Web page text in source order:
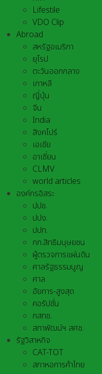
Lifestile
VDO Clip
Abroad
สหรัฐอเมริกา
ยุโรป
ตะวันออกกลาง
เกาหลี
ญี่ปุ่น
จีน
India
สิงคโปร์
เอเชีย
อาเชี่ยน
CLMV
world articles
องค์กรอิสระ
ปปช.
ปปง.
ปปท.
กก.สิทธิมนุษยชน
ผู้ตรวจการแผ่นดิน
ศาลรัฐธรรมนูญ
ศาล
อัยการ-สูงสุด
คอรัปชั่น
กสทช.
สภาพัฒน์ฯ สศช.
รัฐวิสาหกิจ
CAT-TOT
สภาหอการค้าไทย